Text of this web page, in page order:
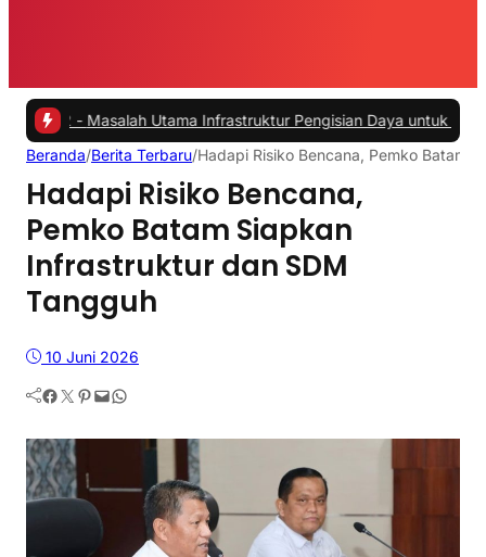
Utama Infrastruktur Pengisian Daya untuk Mobil Listrik
Beranda/Berita Terbaru/Hadapi Risiko Bencana, Pemko Batam
Hadapi Risiko Bencana,
Pemko Batam Siapkan
Infrastruktur dan SDM
Tangguh
10 Juni 2026
Facebook Twitter Pinterest Mail WhatsApp